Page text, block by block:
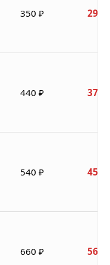
350 ₽ 298
440 ₽ 374
540 ₽ 459
660 ₽ 561